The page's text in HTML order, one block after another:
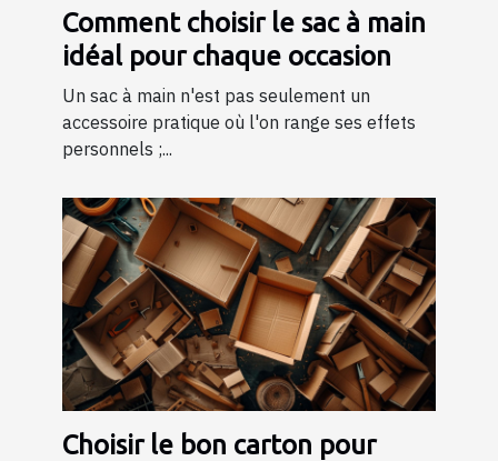
Comment choisir le sac à main
idéal pour chaque occasion
Un sac à main n'est pas seulement un
accessoire pratique où l'on range ses effets
personnels ;...
Choisir le bon carton pour